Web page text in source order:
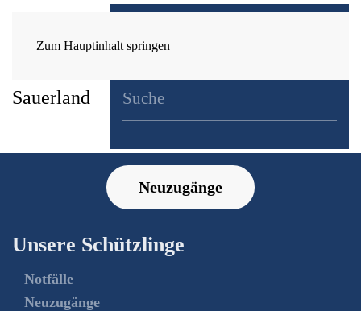
Zum Hauptinhalt springen
Neuzugänge
Unsere Schützlinge
Notfälle
Neuzugänge